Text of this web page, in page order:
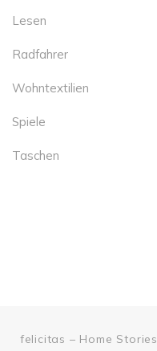
Lesen
Radfahrer
Wohntextilien
Spiele
Taschen
felicitas – Home